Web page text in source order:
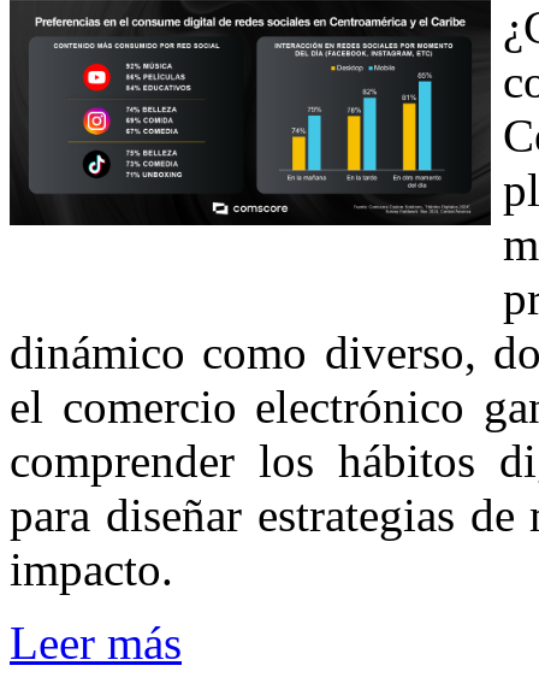
dinámico como diverso,
el comercio electrónico
comprender los hábitos
para diseñar estrategias
impacto.
Leer más